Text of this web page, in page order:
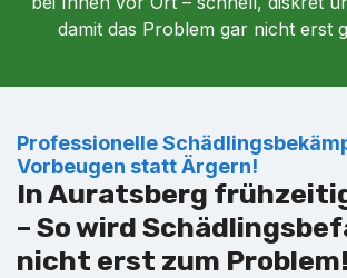
damit das Problem gar nicht erst
Professionelle
Vorbeugen statt Ärgern!
In Auratsberg
– So wird
nicht erst zum Problem!